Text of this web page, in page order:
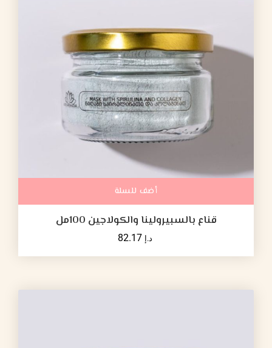
أضف للسلة
قناع بالسبيرولينا والكولاجين 100مل
د.إ